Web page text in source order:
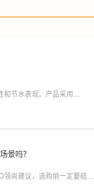
和节水表现。产品采用
景吗？
领尚建议，选购前一定要结合